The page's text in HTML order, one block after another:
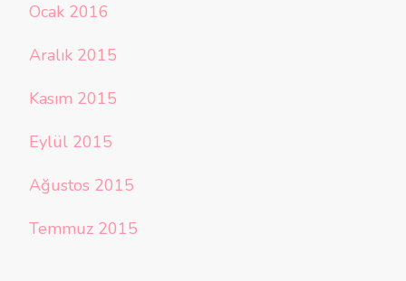
Ocak 2016
Aralık 2015
Kasım 2015
Eylül 2015
Ağustos 2015
Temmuz 2015